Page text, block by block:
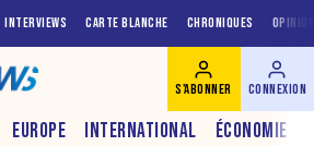
INTERVIEWS CARTE BLANCHE CHRONIQUES
EUROPE INTERNATIONAL ÉCONOMIE
S'ABONNER CONNEXION